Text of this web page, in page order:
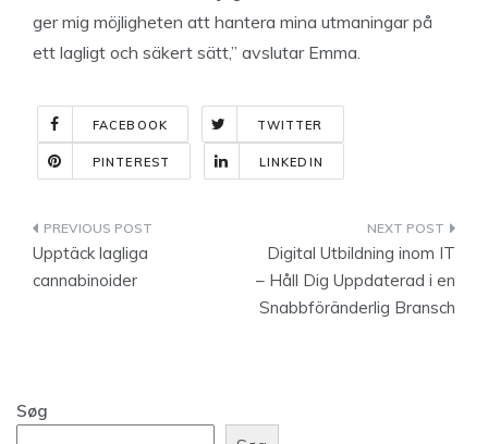
ger mig möjligheten att hantera mina utmaningar på
ett lagligt och säkert sätt,” avslutar Emma.
FACEBOOK TWITTER
PINTEREST LINKEDIN
Indlægsnavigation
Upptäck lagliga
cannabinoider
Digital Utbildning inom IT
– Håll Dig Uppdaterad i en
Snabbföränderlig Bransch
Søg